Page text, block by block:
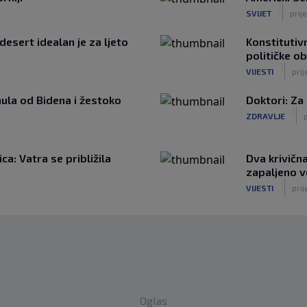
SVIJET
idealan je za ljeto
političke
VIJESTI
od Bidena i žestoko Doktori:
ZDRAVLJE
Vatra se približila
Dva
zapaljeno
VIJESTI
Oglas